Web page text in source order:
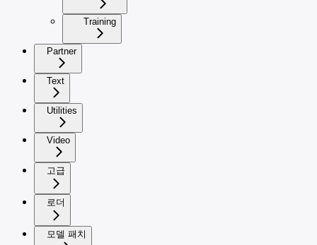
Training
Partner
Text
Utilities
Video
고급
로더
모델 패치